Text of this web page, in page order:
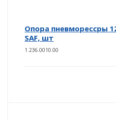
Опора пневморессры
SAF, шт
1.236.0010.00